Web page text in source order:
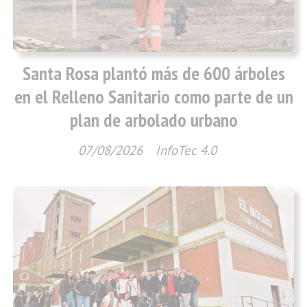
Santa Rosa plantó más de 600 árboles
en el Relleno Sanitario como parte de un
plan de arbolado urbano
InfoTec 4.0
07/08/2026